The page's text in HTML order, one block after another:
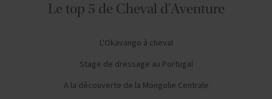
Le top 5 de Cheval d'Aventure
L'Okavango à cheval
Stage de dressage au Portugal
A la découverte de la Mongolie Centrale